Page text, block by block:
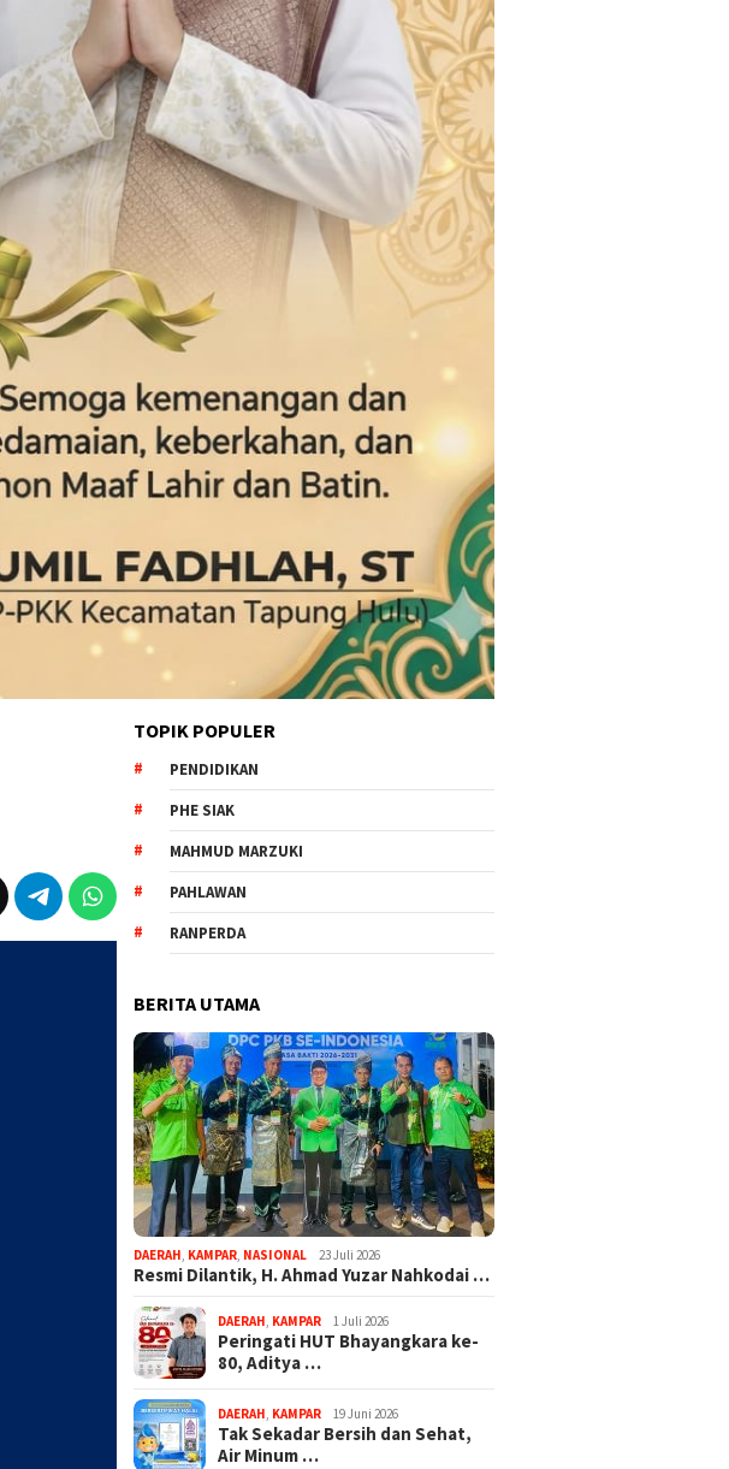
TOPIK POPULER
PENDIDIKAN
PHE SIAK
MAHMUD MARZUKI
PAHLAWAN
RANPERDA
BERITA UTAMA
DAERAH KAMPAR NASIONAL 23 Juli 2026
Resmi Dilantik, H. Ahmad Yuzar Nahkodai …
DAERAH KAMPAR 1 Juli 2026
Peringati HUT Bhayangkara ke-
80, Aditya …
DAERAH KAMPAR 19 Juni 2026
Tak Sekadar Bersih dan Sehat,
Air Minum …